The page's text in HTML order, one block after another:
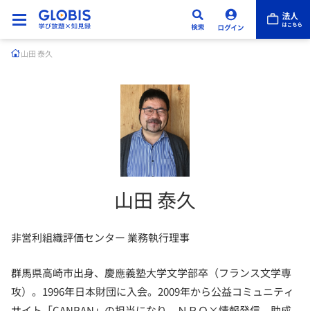
山田 泰久
山田 泰久
非営利組織評価センター 業務執行理事
群馬県高崎市出身、慶應義塾大学文学部卒（フランス文学専
攻）。1996年日本財団に入会。2009年から公益コミュニティ